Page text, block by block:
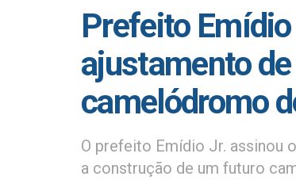
Prefeito
ajustamento
camelódromo
O prefeito Emídio Jr. assinou
a construção de um futuro